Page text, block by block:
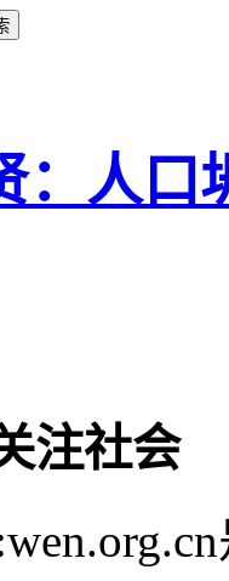
：人口
注社会